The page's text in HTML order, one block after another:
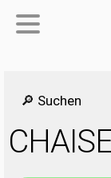
🔎 Suchen